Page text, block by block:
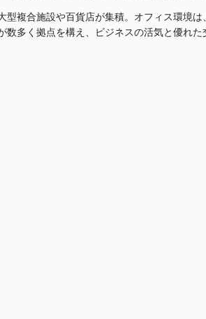
複合施設や百貨店が集積。オフィス環境
多く拠点を構え、ビジネスの活気と優れ